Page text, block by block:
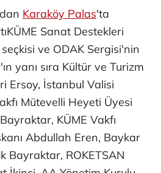
Karaköy Palas'ta
Sanat Destekleri
ve ODAK Sergisi'nin
yanı sıra Kültür ve Turizm
Ersoy, İstanbul Valisi
Mütevelli Heyeti Üyesi
KÜME Vakfı
Abdullah Eren, Baykar
Bayraktar, ROKETSAN